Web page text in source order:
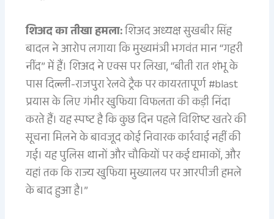
शिअद का तीखा हमला:शिअद अध्यक्ष सुखबीर सिंह
बादल ने आरोप लगाया कि मुख्यमंत्री भगवंत मान “गहरी
नींद” में हैं। शिअद ने एक्स पर लिखा, “बीती रात शंभू के
पास दिल्ली-राजपुरा रेलवे ट्रैक पर कायरतापूर्ण #blast
प्रयास के लिए गंभीर खुफिया विफलता की कड़ी निंदा
करते हैं। यह स्पष्ट है कि कुछ दिन पहले विशिष्ट खतरे की
सूचना मिलने के बावजूद कोई निवारक कार्रवाई नहीं की
गई। यह पुलिस थानों और चौकियों पर कई धमाकों, और
यहां तक कि राज्य खुफिया मुख्यालय पर आरपीजी हमले
के बाद हुआ है।”